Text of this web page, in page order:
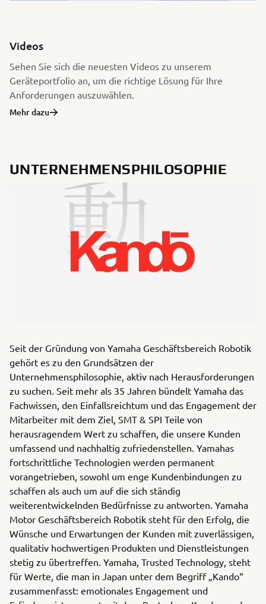
Videos
Sehen Sie sich die neuesten Videos zu unserem
Geräteportfolio an, um die richtige Lösung für Ihre
Anforderungen auszuwählen.
Mehr dazu
UNTERNEHMENSPHILOSOPHIE
Seit der Gründung von Yamaha Geschäftsbereich Robotik
gehört es zu den Grundsätzen der
Unternehmensphilosophie, aktiv nach Herausforderungen
zu suchen. Seit mehr als 35 Jahren bündelt Yamaha das
Fachwissen, den Einfallsreichtum und das Engagement der
Mitarbeiter mit dem Ziel, SMT & SPI Teile von
herausragendem Wert zu schaffen, die unsere Kunden
umfassend und nachhaltig zufriedenstellen. Yamahas
fortschrittliche Technologien werden permanent
vorangetrieben, sowohl um enge Kundenbindungen zu
schaffen als auch um auf die sich ständig
weiterentwickelnden Bedürfnisse zu antworten. Yamaha
Motor Geschäftsbereich Robotik steht für den Erfolg, die
Wünsche und Erwartungen der Kunden mit zuverlässigen,
qualitativ hochwertigen Produkten und Dienstleistungen
stetig zu übertreffen. Yamaha, Trusted Technology, steht
für Werte, die man in Japan unter dem Begriff „Kando“
zusammenfasst: emotionales Engagement und